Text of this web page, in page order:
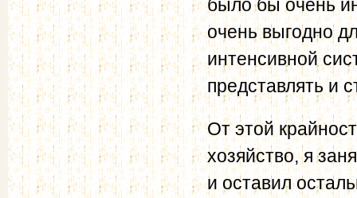
было бы очень
очень выгодно
интенсивной
представлять и
От этой
хозяйство, я
и оставил